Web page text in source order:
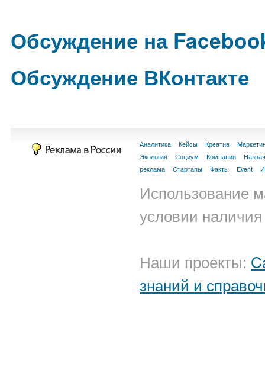
Обсуждение на
Обсуждение ВКонтакте
Аналитика Кейсы Креатив
Экология
Социум Компании
реклама
Стартапы Факты Event
Использование
условии
Наши проекты:
знаний и